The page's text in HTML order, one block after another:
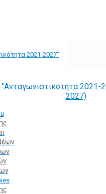
2021-2027”
2027)